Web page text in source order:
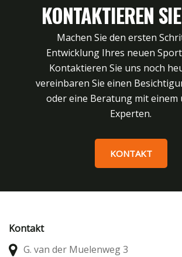
KONTAKTIEREN
Machen Sie den ersten
Entwicklung Ihres neuen
Kontaktieren Sie uns noch
vereinbaren Sie einen
oder eine Beratung mit einem
Experten.
KONTAKT
Kontakt
G. van der Muelenweg 3